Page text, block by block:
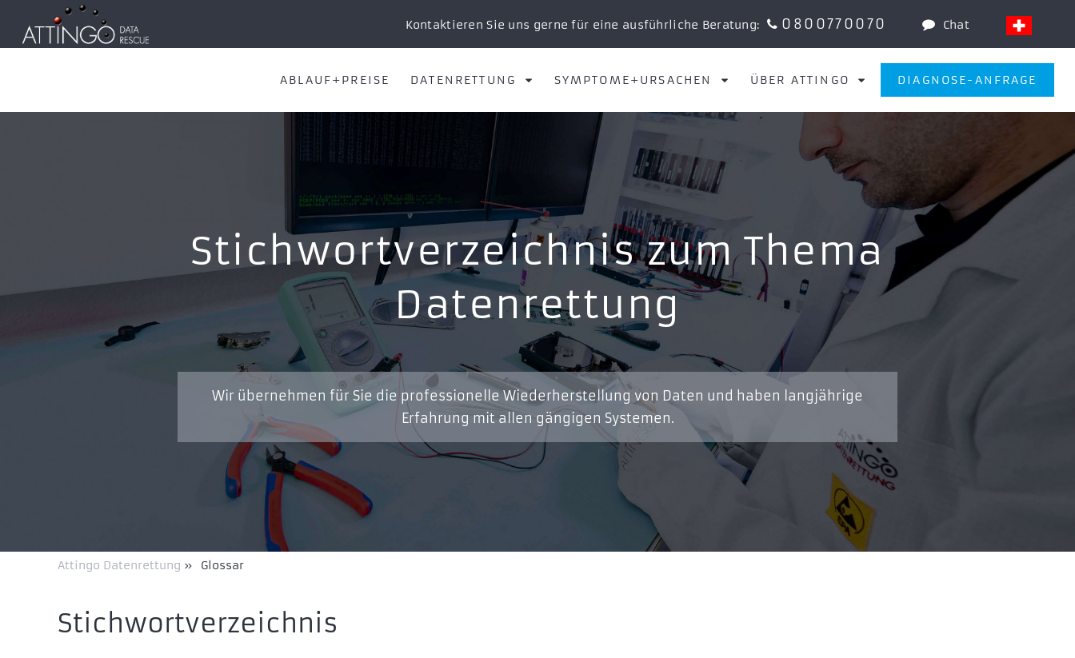
Kontaktieren Sie uns gerne für eine ausführliche Beratung: 0800770070 Chat
ABLAUF+PREISE DATENRETTUNG SYMPTOME+URSACHEN ÜBER ATTINGO DIAGNOSE-ANFRAGE
Stichwortverzeichnis zum Thema
Datenrettung
Wir übernehmen für Sie die professionelle Wiederherstellung von Daten und haben langjährige
Erfahrung mit allen gängigen Systemen.
Attingo Datenrettung » Glossar
Stichwortverzeichnis